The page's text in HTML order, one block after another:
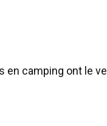
camping ont le